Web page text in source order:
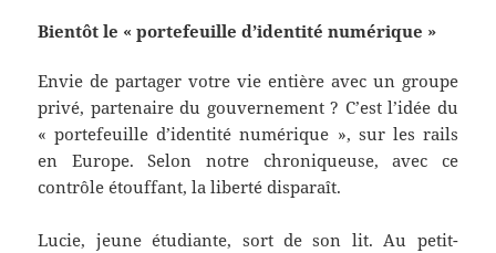
Bientôt le « portefeuille d’identité numérique »
Envie de partager votre vie entière avec un groupe
privé, partenaire du gouvernement ? C’est l’idée du
« portefeuille d’identité numérique », sur les rails
en Europe. Selon notre chroniqueuse, avec ce
contrôle étouffant, la liberté disparaît.
Lucie, jeune étudiante, sort de son lit. Au petit-